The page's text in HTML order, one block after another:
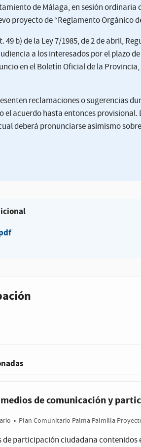
de Málaga, en sesión
proyecto de “Reglamento Orgánico
b) de la Ley 7/1985, de 2 de abril,
a los interesados por el plazo
en el Boletín Oficial de la
reclamaciones o sugerencias
acuerdo hasta entonces provisional.
deberá pronunciarse asimismo
de comunicación y
• Plan Comunitario Palma Palmilla
de participación ciudadana contenidos